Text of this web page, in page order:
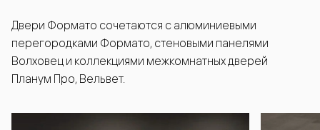
Двери Формато сочетаются с алюминиевыми
перегородками Формато, стеновыми панелями
Волховец и коллекциями межкомнатных дверей
Планум Про, Вельвет.